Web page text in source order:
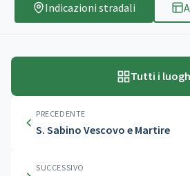
Indicazioni stradali
PRECEDENTE
S. Sabino Vescovo e Martire
Tutti i
SUCCESSIVO